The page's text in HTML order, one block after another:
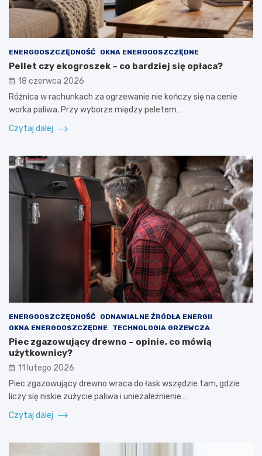
ENERGOOSZCZĘDNOŚĆ OKNA ENERGOOSZCZĘDNE
Pellet czy ekogroszek – co bardziej się opłaca?
18 czerwca 2026
Różnica w rachunkach za ogrzewanie nie kończy się na cenie
worka paliwa. Przy wyborze między peletem…
Czytaj dalej
ENERGOOSZCZĘDNOŚĆ
ODNAWIALNE ŹRÓDŁA ENERGII
OKNA ENERGOOSZCZĘDNE
TECHNOLOGIA GRZEWCZA
Piec zgazowujący drewno – opinie, co mówią
użytkownicy?
11 lutego 2026
Piec zgazowujący drewno wraca do łask wszędzie tam, gdzie
liczy się niskie zużycie paliwa i uniezależnienie…
Czytaj dalej